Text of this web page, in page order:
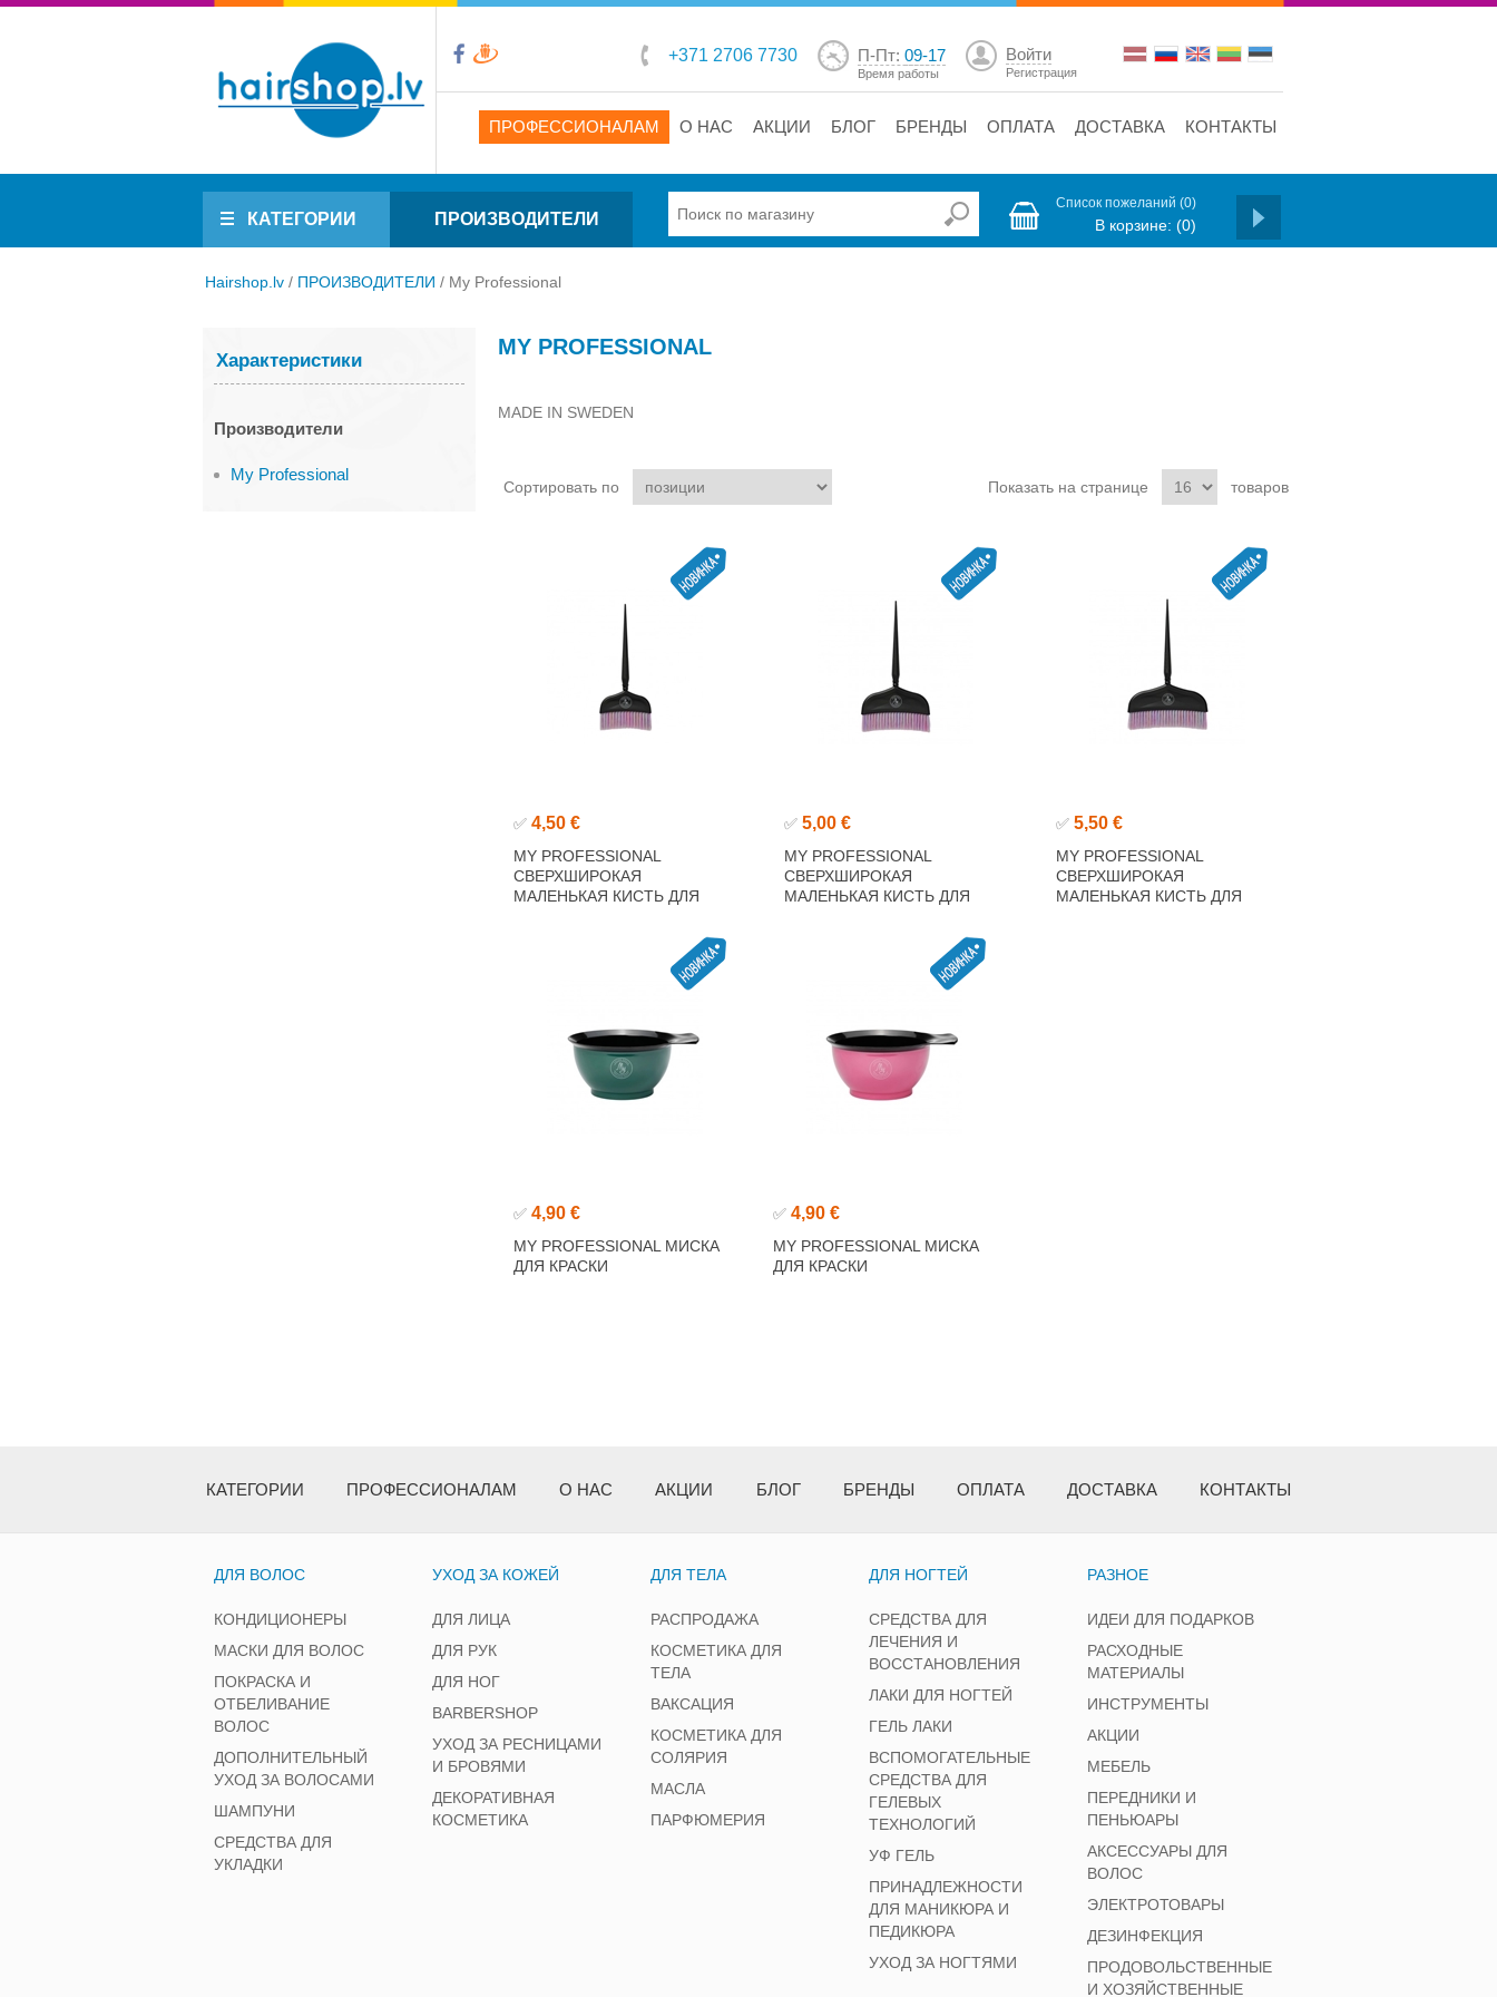
+371 2706 7730 П-Пт: 09-17
Время работы
Войти
Регистрация
ПРОФЕССИОНАЛАМ О НАС АКЦИИ БЛОГ БРЕНДЫ ОПЛАТА ДОСТАВКА КОНТАКТЫ
КАТЕГОРИИ ПРОИЗВОДИТЕЛИ
Список пожеланий (0)
В корзине: (0)
Hairshop.lv / ПРОИЗВОДИТЕЛИ / My Professional
Характеристики
Производители
My Professional
MY PROFESSIONAL
MADE IN SWEDEN
Сортировать по Показать на странице товаров
✅ 4,50 €
MY PROFESSIONAL
СВЕРХШИРОКАЯ
МАЛЕНЬКАЯ КИСТЬ ДЛЯ
✅ 5,00 €
MY PROFESSIONAL
СВЕРХШИРОКАЯ
МАЛЕНЬКАЯ КИСТЬ ДЛЯ
✅ 5,50 €
MY PROFESSIONAL
СВЕРХШИРОКАЯ
МАЛЕНЬКАЯ КИСТЬ ДЛЯ
✅ 4,90 €
MY PROFESSIONAL МИСКА
ДЛЯ КРАСКИ
✅ 4,90 €
MY PROFESSIONAL МИСКА
ДЛЯ КРАСКИ
КАТЕГОРИИ ПРОФЕССИОНАЛАМ О НАС АКЦИИ БЛОГ БРЕНДЫ ОПЛАТА ДОСТАВКА КОНТАКТЫ
ДЛЯ ВОЛОС
КОНДИЦИОНЕРЫ
МАСКИ ДЛЯ ВОЛОС
ПОКРАСКА И
ОТБЕЛИВАНИЕ
ВОЛОС
ДОПОЛНИТЕЛЬНЫЙ
УХОД ЗА ВОЛОСАМИ
ШАМПУНИ
СРЕДСТВА ДЛЯ
УКЛАДКИ
УХОД ЗА КОЖЕЙ
ДЛЯ ЛИЦА
ДЛЯ РУК
ДЛЯ НОГ
BARBERSHOP
УХОД ЗА РЕСНИЦАМИ
И БРОВЯМИ
ДЕКОРАТИВНАЯ
КОСМЕТИКА
ДЛЯ ТЕЛА
РАСПРОДАЖА
КОСМЕТИКА ДЛЯ
ТЕЛА
ВАКСАЦИЯ
КОСМЕТИКА ДЛЯ
СОЛЯРИЯ
МАСЛА
ПАРФЮМЕРИЯ
ДЛЯ НОГТЕЙ
СРЕДСТВА ДЛЯ
ЛЕЧЕНИЯ И
ВОССТАНОВЛЕНИЯ
ЛАКИ ДЛЯ НОГТЕЙ
ГЕЛЬ ЛАКИ
ВСПОМОГАТЕЛЬНЫЕ
СРЕДСТВА ДЛЯ
ГЕЛЕВЫХ
ТЕХНОЛОГИЙ
УФ ГЕЛЬ
ПРИНАДЛЕЖНОСТИ
ДЛЯ МАНИКЮРА И
ПЕДИКЮРА
УХОД ЗА НОГТЯМИ
РАЗНОЕ
ИДЕИ ДЛЯ ПОДАРКОВ
РАСХОДНЫЕ
МАТЕРИАЛЫ
ИНСТРУМЕНТЫ
АКЦИИ
МЕБЕЛЬ
ПЕРЕДНИКИ И
ПЕНЬЮАРЫ
АКСЕССУАРЫ ДЛЯ
ВОЛОС
ЭЛЕКТРОТОВАРЫ
ДЕЗИНФЕКЦИЯ
ПРОДОВОЛЬСТВЕННЫЕ
И ХОЗЯЙСТВЕННЫЕ